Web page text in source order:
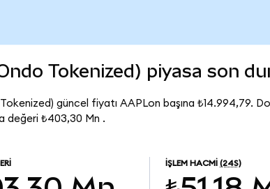
Tokenized) piyasa son
güncel fiyatı AAPLon başına ₺14.994,79.
değeri ₺403,30 Mn .
İŞLEM HACMI (24S)